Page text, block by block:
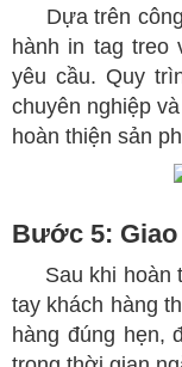
Dựa trên
hành in tag treo
yêu cầu. Quy
chuyên nghiệp
hoàn thiện sản
Bước 5: Giao
Sau khi hoàn
tay khách hàng
hàng đúng hẹn,